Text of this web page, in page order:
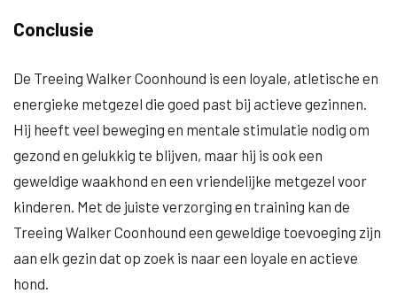
Conclusie
De Treeing Walker Coonhound is een loyale, atletische en
energieke metgezel die goed past bij actieve gezinnen.
Hij heeft veel beweging en mentale stimulatie nodig om
gezond en gelukkig te blijven, maar hij is ook een
geweldige waakhond en een vriendelijke metgezel voor
kinderen. Met de juiste verzorging en training kan de
Treeing Walker Coonhound een geweldige toevoeging zijn
aan elk gezin dat op zoek is naar een loyale en actieve
hond.